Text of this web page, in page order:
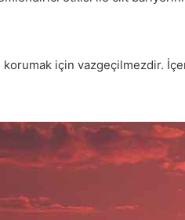
korumak için vazgeçilmezdir.